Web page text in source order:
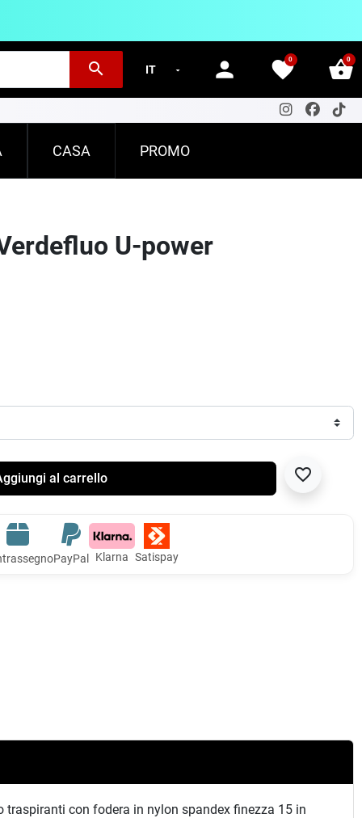
search person favorite
0 shopping_basket
0
CASA PROMO
U-power
al carrello favorite_border
PayPal Klarna Satispay
con fodera in nylon spandex finezza 15 in